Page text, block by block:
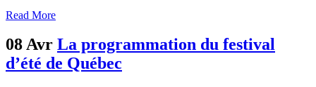
Read More
08 Avr La programmation du festival
d’été de Québec